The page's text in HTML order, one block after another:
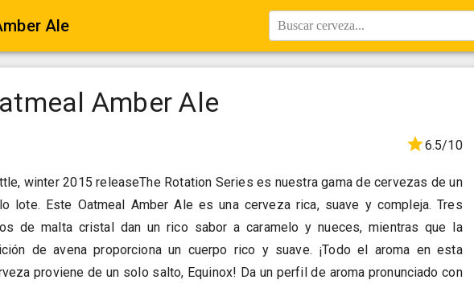
Ale Buscar cerveza...
Amber Ale
6.5/10
winter 2015 releaseThe Rotation Series es nuestra gama de cervezas de un
lote. Este Oatmeal Amber Ale es una cerveza rica, suave y compleja. Tres
de malta cristal dan un rico sabor a caramelo y nueces, mientras que la
de avena proporciona un cuerpo rico y suave. ¡Todo el aroma en esta
proviene de un solo salto, Equinox! Da un perfil de aroma pronunciado con